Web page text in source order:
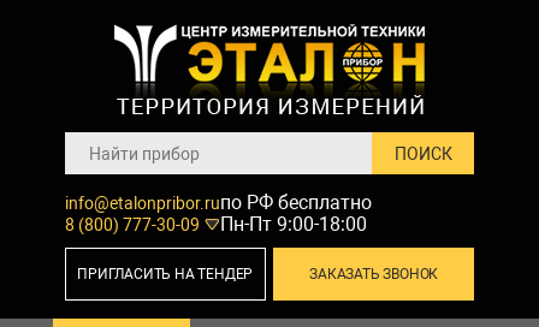
info@etalonpribor.ru
8 (800) 777-30-09
по РФ бесплатно
Пн-Пт 9:00-18:00
ЗАКАЗАТЬ ЗВОНОК
ПРИГЛАСИТЬ НА ТЕНДЕР